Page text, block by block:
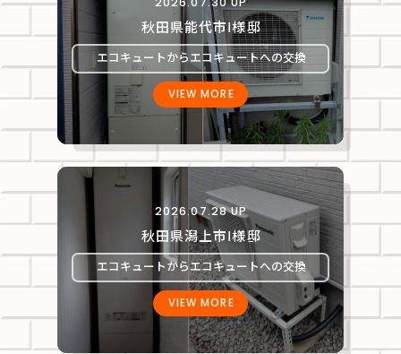
秋田県能代市Ⅰ様邸
エコキュートからエコキュートへの交換
VIEW MORE
2026.07.28 UP
秋田県潟上市Ⅰ様邸
エコキュートからエコキュートへの交換
VIEW MORE